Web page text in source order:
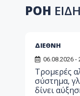
ΡΟΗ
ΔΙΕΘΝΗ
06.08.2026 -
Τρομερές
σύστημα,
δίνει